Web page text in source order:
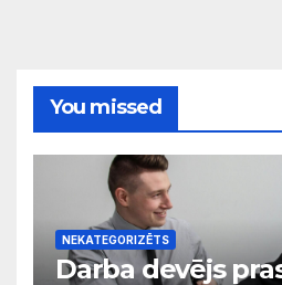
You missed
NEKATEGORIZĒTS
Darba devējs